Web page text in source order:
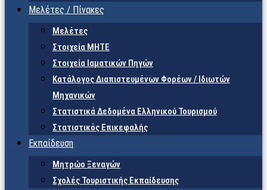
Μελέτες / Πίνακες
Μελέτες
Στοιχεία ΜΗΤΕ
Στοιχεία Ιαματικών Πηγών
Κατάλογος Διαπιστευμένων Φορέων / Ιδιωτών
Μηχανικών
Στατιστικά Δεδομένα Ελληνικού Τουρισμού
Στατιστικός Επικεφαλής
Εκπαίδευση
Μητρώο Ξεναγών
Σχολές Τουριστικής Εκπαίδευσης